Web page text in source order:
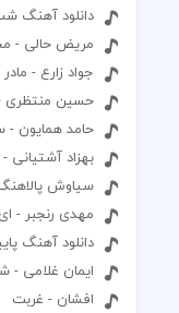
دانلود آهنگ شب
مریض حالی -
جواد زارع - مادر
حسین منتظری -
حامد همایون -
بهزاد
سیاوش
مهدی رنجبر -
دانلود آهنگ
ایمان غلامی -
افشان - غربت